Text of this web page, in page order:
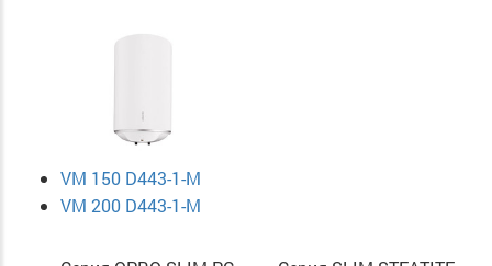
VM 150 D443-1-M
VM 200 D443-1-M